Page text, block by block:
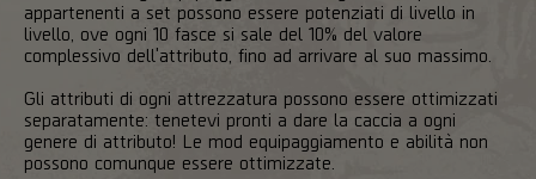
appartenenti a set possono essere potenziati di livello in
livello, ove ogni 10 fasce si sale del 10% del valore
complessivo dell'attributo, fino ad arrivare al suo massimo.
Gli attributi di ogni attrezzatura possono essere ottimizzati
separatamente: tenetevi pronti a dare la caccia a ogni
genere di attributo! Le mod equipaggiamento e abilità non
possono comunque essere ottimizzate.